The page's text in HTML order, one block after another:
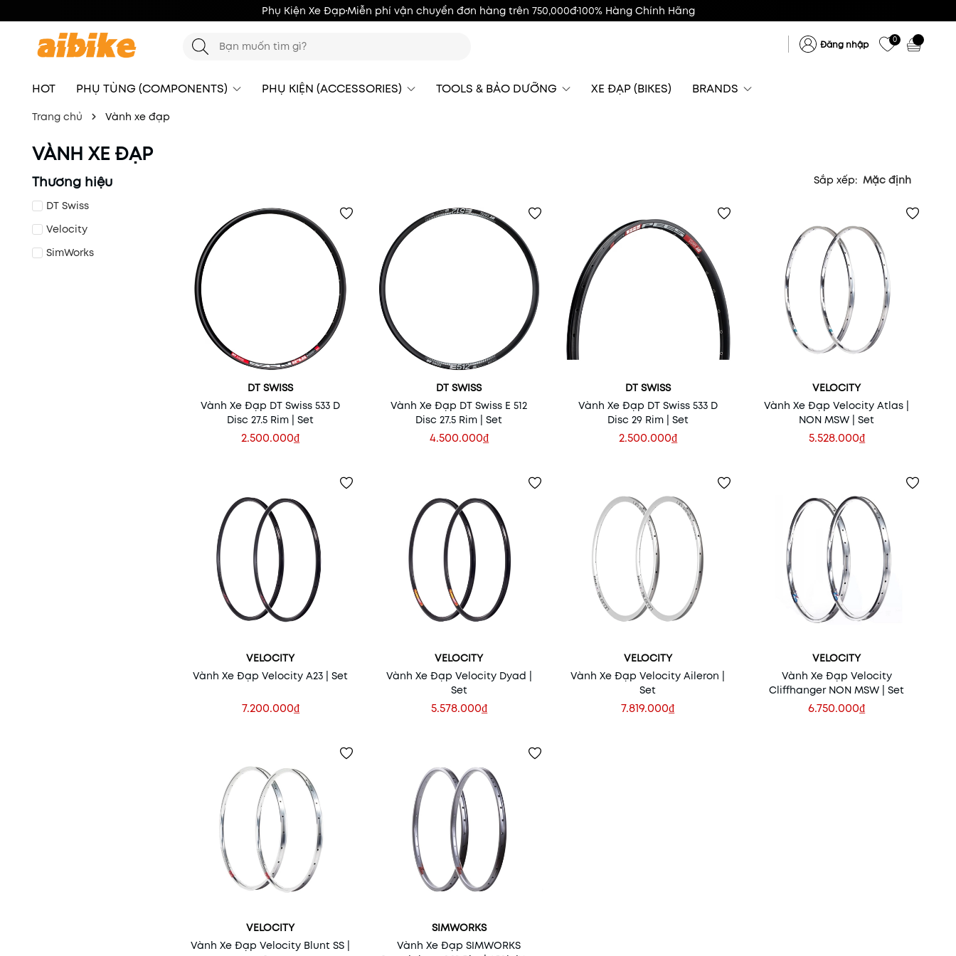
Phụ Kiện Xe ĐạpMiễn phí vận chuyển đơn hàng trên 750,000đ100% Hàng Chính Hãng
Đăng nhập 0
HOT PHỤ TÙNG (COMPONENTS) PHỤ KIỆN (ACCESSORIES) TOOLS & BẢO DƯỠNG XE ĐẠP (BIKES) BRANDS
Trang chủ Vành xe đạp
VÀNH XE ĐẠP
Thương hiệu
DT Swiss
Velocity
SimWorks
Sắp xếp: Mặc định
DT SWISS
Vành Xe Đạp DT Swiss 533 D
Disc 27.5 Rim | Set
2.500.000₫
DT SWISS
Vành Xe Đạp DT Swiss E 512
Disc 27.5 Rim | Set
4.500.000₫
DT SWISS
Vành Xe Đạp DT Swiss 533 D
Disc 29 Rim | Set
2.500.000₫
VELOCITY
Vành Xe Đạp Velocity Atlas |
NON MSW | Set
5.528.000₫
VELOCITY
Vành Xe Đạp Velocity A23 | Set
7.200.000₫
VELOCITY
Vành Xe Đạp Velocity Dyad |
Set
5.578.000₫
VELOCITY
Vành Xe Đạp Velocity Aileron |
Set
7.819.000₫
VELOCITY
Vành Xe Đạp Velocity
Cliffhanger NON MSW | Set
6.750.000₫
VELOCITY
Vành Xe Đạp Velocity Blunt SS |
SIMWORKS
Vành Xe Đạp SIMWORKS